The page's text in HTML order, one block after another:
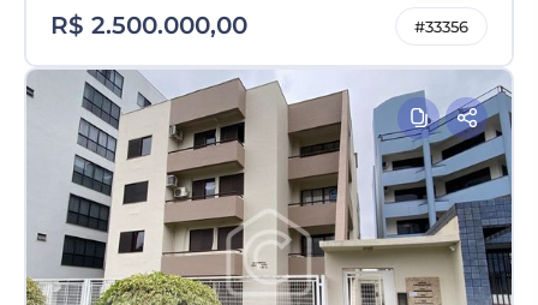
R$ 2.500.000,00 #33356